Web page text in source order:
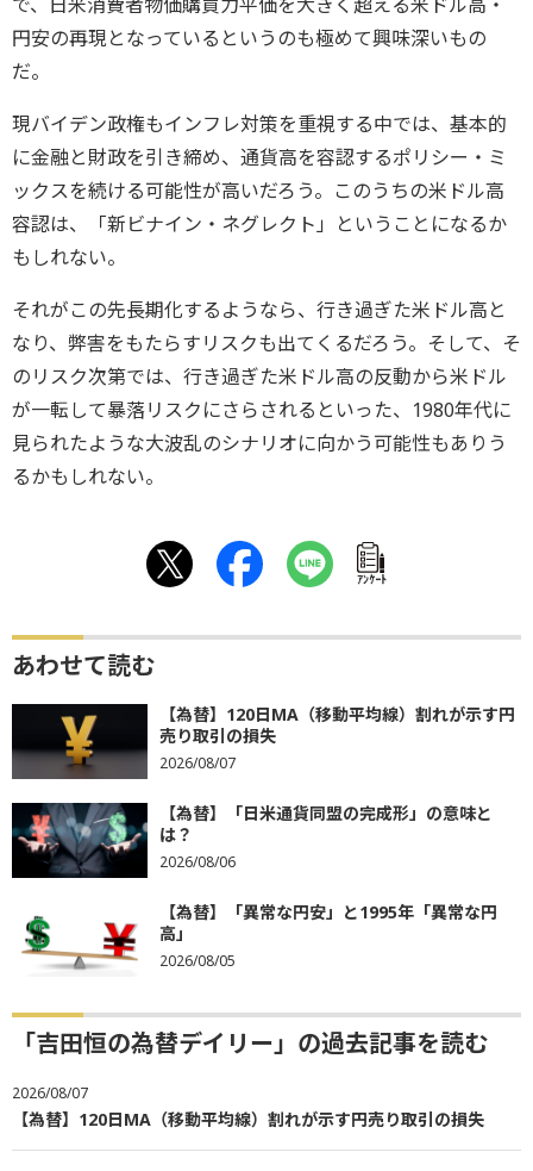
円安の再現となっているというのも極めて興味深いもの
だ。
現バイデン政権もインフレ対策を重視する中では、基本的
に金融と財政を引き締め、通貨高を容認するポリシー・ミ
ックスを続ける可能性が高いだろう。このうちの米ドル高
容認は、「新ビナイン・ネグレクト」ということになるか
もしれない。
それがこの先長期化するようなら、行き過ぎた米ドル高と
なり、弊害をもたらすリスクも出てくるだろう。そして、そ
のリスク次第では、行き過ぎた米ドル高の反動から米ドル
が一転して暴落リスクにさらされるといった、1980年代に
見られたような大波乱のシナリオに向かう可能性もありう
るかもしれない。
ｱﾝｹｰﾄ
あわせて読む
【為替】120日MA（移動平均線）割れが示す円
売り取引の損失
2026/08/07
【為替】「日米通貨同盟の完成形」の意味と
は？
2026/08/06
【為替】「異常な円安」と1995年「異常な円
高」
2026/08/05
「吉田恒の為替デイリー」の過去記事を読む
2026/08/07
【為替】120日MA（移動平均線）割れが示す円売り取引の損失